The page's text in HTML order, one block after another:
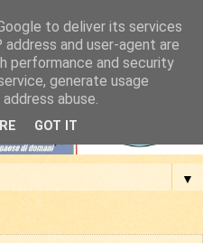
▼
to deliver its services
and user-agent are
performance and security
generate usage
abuse.
GOT IT